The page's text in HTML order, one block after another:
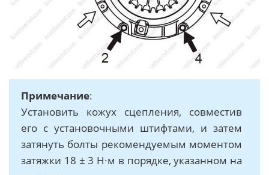
Примечание:
Установить кожух сцепления, совместив
его с установочными штифтами, и затем
затянуть болты рекомендуемым моментом
затяжки 18 ± 3 Н·м в порядке, указанном на